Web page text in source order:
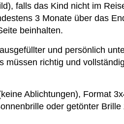
falls das Kind nicht im
3 Monate über das
beinhalten.
und persönlich
müssen richtig und
Ablichtungen), Format
oder getönter Brille